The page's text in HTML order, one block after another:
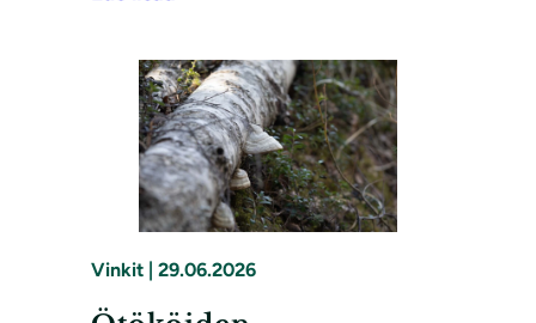
Vinkit | 29.06.2026